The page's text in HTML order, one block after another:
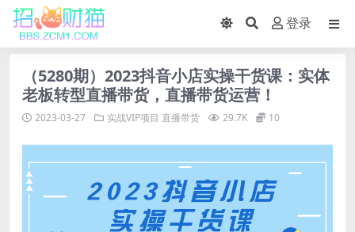
登录
（5280期）2023抖音小店实操干货课：实体
老板转型直播带货，直播带货运营！
2023-03-27 实战VIP项目 直播带货 29.7K 10